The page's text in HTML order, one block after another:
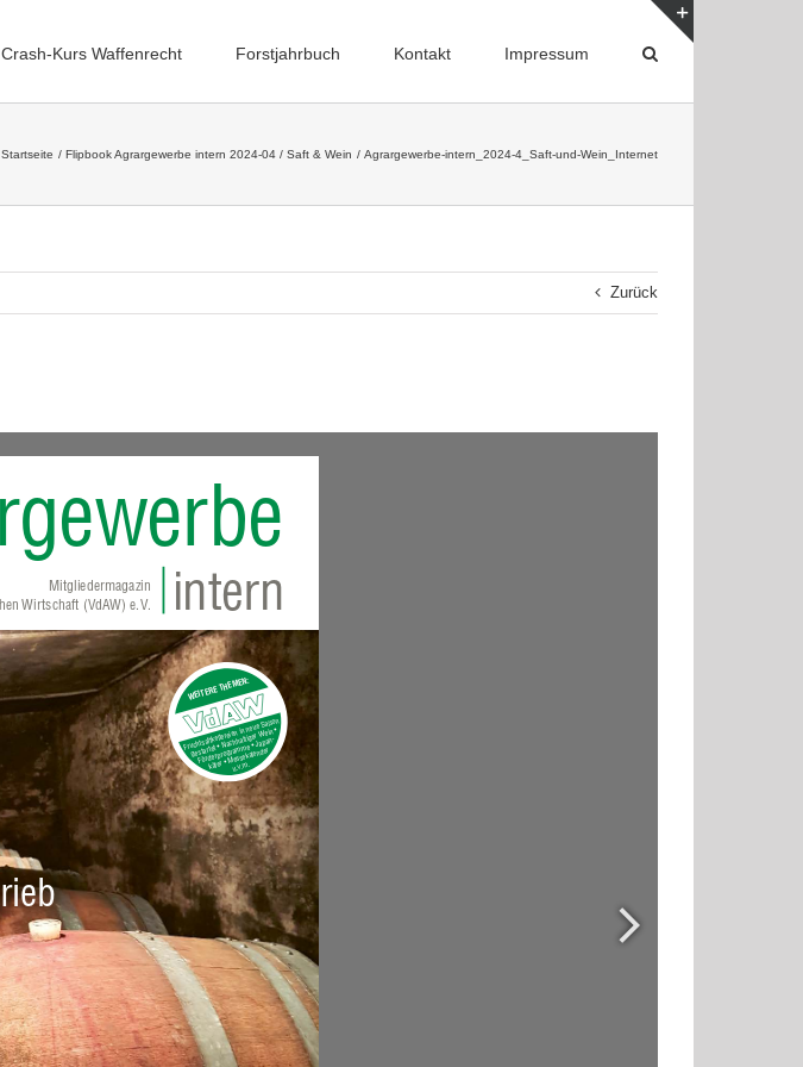
Crash-Kurs Waffenrecht Forstjahrbuch Kontakt Impressum
Startseite Flipbook Agrargewerbe intern 2024-04 / Saft & Wein Agrargewerbe-intern_2024-4_Saft-und-Wein_Internet
Zurück
Bar